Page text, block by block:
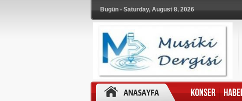
Bugün - Saturday, August 8, 2026